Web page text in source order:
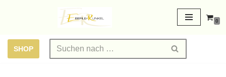
Inhalt
0
SHOP